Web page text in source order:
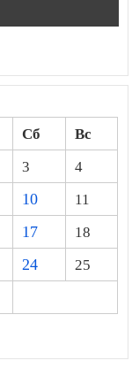
Сб
Вс
3
4
10
11
17
18
24
25